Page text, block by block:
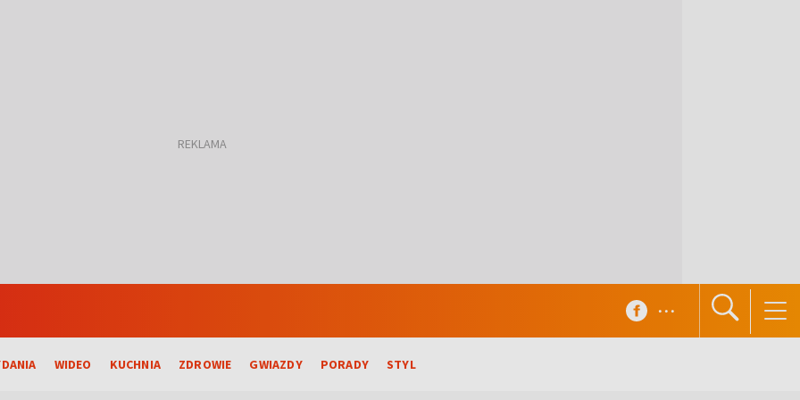
WIDEO KUCHNIA ZDROWIE GWIAZDY PORADY STYL
...